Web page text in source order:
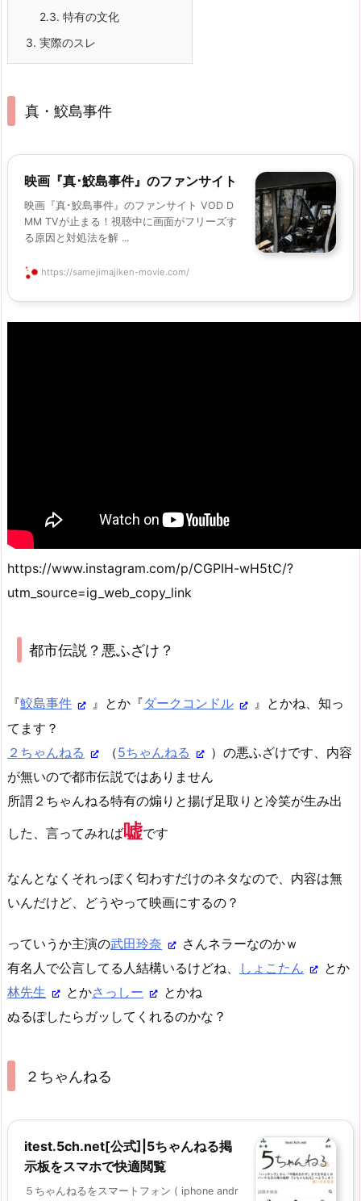
2.3. 特有の文化
3. 実際のスレ
真・鮫島事件
映画『真･鮫島事件』のファンサイト
映画『真･鮫島事件』のファンサイト VOD D
MM TVが止まる！視聴中に画面がフリーズす
る原因と対処法を解 ...
https://samejimajiken-movie.com/
https://www.instagram.com/p/CGPIH-wH5tC/?
utm_source=ig_web_copy_link
都市伝説？悪ふざけ？
『鮫島事件 』とか『ダークコンドル
』とかね、知っ
てます？
２ちゃんねる
（5ちゃんねる
）の悪ふざけです、内容
が無いので都市伝説ではありません
所謂２ちゃんねる特有の煽りと揚げ足取りと冷笑が生み出
した、言ってみれば嘘です
なんとなくそれっぽく匂わすだけのネタなので、内容は無
いんだけど、どうやって映画にするの？
っていうか主演の武田玲奈
さんネラーなのかｗ
有名人で公言してる人結構いるけどね、
しょこたん
とか
林先生
とかさっしー
とかね
ぬるぽしたらガッしてくれるのかな？
２ちゃんねる
itest.5ch.net[公式]|5ちゃんねる掲
示板をスマホで快適閲覧
５ちゃんねるをスマートフォン ( iphone andr